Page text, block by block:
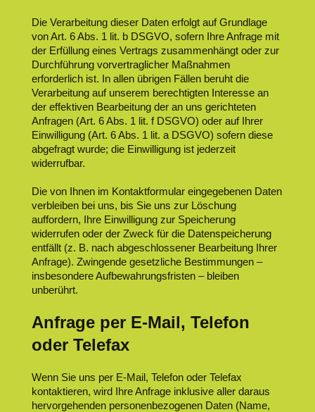
Die Verarbeitung dieser Daten erfolgt auf Grundlage
von Art. 6 Abs. 1 lit. b DSGVO, sofern Ihre Anfrage mit
der Erfüllung eines Vertrags zusammenhängt oder zur
Durchführung vorvertraglicher Maßnahmen
erforderlich ist. In allen übrigen Fällen beruht die
Verarbeitung auf unserem berechtigten Interesse an
der effektiven Bearbeitung der an uns gerichteten
Anfragen (Art. 6 Abs. 1 lit. f DSGVO) oder auf Ihrer
Einwilligung (Art. 6 Abs. 1 lit. a DSGVO) sofern diese
abgefragt wurde; die Einwilligung ist jederzeit
widerrufbar.
Die von Ihnen im Kontaktformular eingegebenen Daten
verbleiben bei uns, bis Sie uns zur Löschung
auffordern, Ihre Einwilligung zur Speicherung
widerrufen oder der Zweck für die Datenspeicherung
entfällt (z. B. nach abgeschlossener Bearbeitung Ihrer
Anfrage). Zwingende gesetzliche Bestimmungen –
insbesondere Aufbewahrungsfristen – bleiben
unberührt.
Anfrage per E-Mail, Telefon
oder Telefax
Wenn Sie uns per E-Mail, Telefon oder Telefax
kontaktieren, wird Ihre Anfrage inklusive aller daraus
hervorgehenden personenbezogenen Daten (Name,